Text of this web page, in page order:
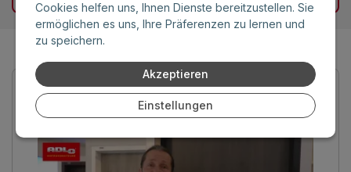
Cookies helfen uns, Ihnen Dienste bereitzustellen. Sie
ermöglichen es uns, Ihre Präferenzen zu lernen und
zu speichern.
Akzeptieren
Einstellungen
Sicherheitstüren mit Wärmedämmung